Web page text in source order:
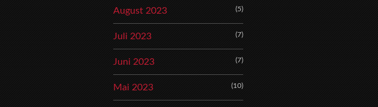
August 2023 (5)
Juli 2023 (7)
Juni 2023 (7)
Mai 2023 (10)